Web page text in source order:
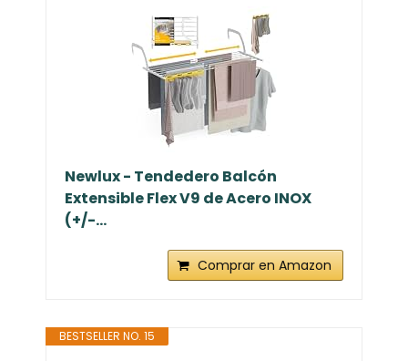
Newlux - Tendedero Balcón
Extensible Flex V9 de Acero INOX
(+/-...
Comprar en Amazon
BESTSELLER NO. 15